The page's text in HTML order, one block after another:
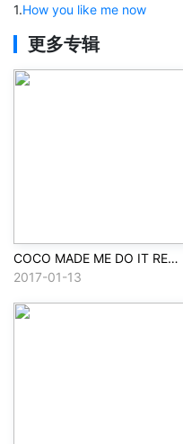
1.How you like me now
更多专辑
COCO MADE ME DO IT REMIX
2017-01-13